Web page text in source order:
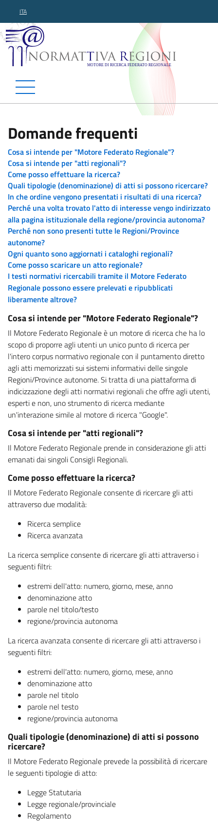
ITA
Normattiva Regioni -
Domande frequenti
Cosa si intende per "Motore Federato Regionale"?
Cosa si intende per "atti regionali"?
Come posso effettuare la ricerca?
Quali tipologie (denominazione) di atti si possono ricercare?
In che ordine vengono presentati i risultati di una ricerca?
Perché una volta trovato l'atto di interesse vengo indirizzato
alla pagina istituzionale della regione/provincia autonoma?
Perché non sono presenti tutte le Regioni/Province
autonome?
Ogni quanto sono aggiornati i cataloghi regionali?
Come posso scaricare un atto regionale?
I testi normativi ricercabili tramite il Motore Federato
Regionale possono essere prelevati e ripubblicati
liberamente altrove?
Cosa si intende per "Motore Federato Regionale"?
Il Motore Federato Regionale è un motore di ricerca che ha lo
scopo di proporre agli utenti un unico punto di ricerca per
l'intero corpus normativo regionale con il puntamento diretto
agli atti memorizzati sui sistemi informativi delle singole
Regioni/Province autonome. Si tratta di una piattaforma di
indicizzazione degli atti normativi regionali che offre agli utenti,
esperti e non, uno strumento di ricerca mediante
un'interazione simile al motore di ricerca "Google".
Cosa si intende per "atti regionali"?
Il Motore Federato Regionale prende in considerazione gli atti
emanati dai singoli Consigli Regionali.
Come posso effettuare la ricerca?
Il Motore Federato Regionale consente di ricercare gli atti
attraverso due modalità:
Ricerca semplice
Ricerca avanzata
La ricerca semplice consente di ricercare gli atti attraverso i
seguenti filtri:
estremi dell'atto: numero, giorno, mese, anno
denominazione atto
parole nel titolo/testo
regione/provincia autonoma
La ricerca avanzata consente di ricercare gli atti attraverso i
seguenti filtri:
estremi dell'atto: numero, giorno, mese, anno
denominazione atto
parole nel titolo
parole nel testo
regione/provincia autonoma
Quali tipologie (denominazione) di atti si possono
ricercare?
Il Motore Federato Regionale prevede la possibilità di ricercare
le seguenti tipologie di atto:
Legge Statutaria
Legge regionale/provinciale
Regolamento